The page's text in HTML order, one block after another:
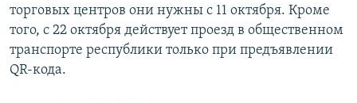
торговых центров они нужны с 11 октября. Кроме
того, с 22 октября действует проезд в общественном
транспорте республики только при предъявлении
QR-кода.